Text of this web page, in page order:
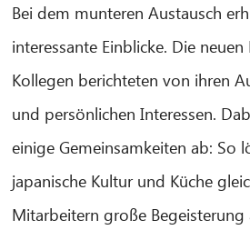
Bei dem munteren Austausch
interessante Einblicke. Die
Kollegen berichteten von ihren
und persönlichen Interessen.
einige Gemeinsamkeiten ab: So
japanische Kultur und Küche
Mitarbeitern große Begeisterung
Hallo! Was kann ich für Sie tun?